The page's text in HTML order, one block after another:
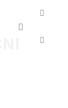
Hlavní